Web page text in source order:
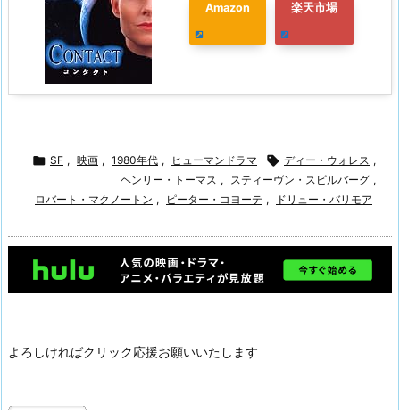
Amazon 楽天市場
 SF , 映画 , 1980年代 , ヒューマンドラマ  ディー・ウォレス ,
ヘンリー・トーマス , スティーヴン・スピルバーグ ,
ロバート・マクノートン , ピーター・コヨーテ , ドリュー・バリモア
よろしければクリック応援お願いいたします